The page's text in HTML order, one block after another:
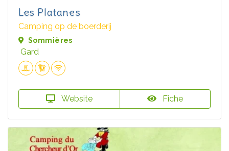
Les Platanes
Camping op de boerderij
Sommières
Gard
Website Fiche